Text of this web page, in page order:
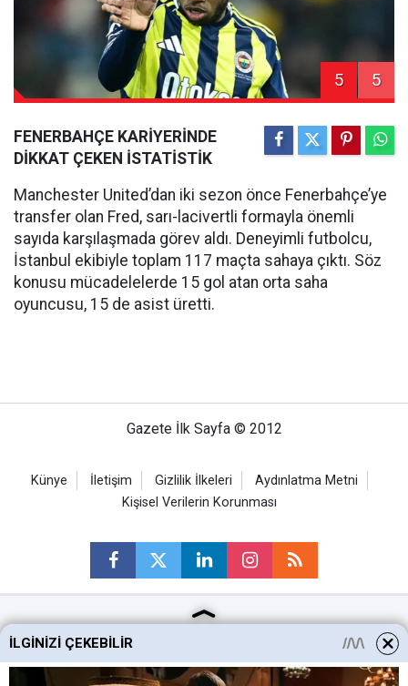
5 5
FENERBAHÇE KARİYERİNDE
DİKKAT ÇEKEN İSTATİSTİK
Manchester United’dan iki sezon önce Fenerbahçe’ye
transfer olan Fred, sarı-lacivertli formayla önemli
sayıda karşılaşmada görev aldı. Deneyimli futbolcu,
İstanbul ekibiyle toplam 117 maçta sahaya çıktı. Söz
konusu mücadelelerde 15 gol atan orta saha
oyuncusu, 15 de asist üretti.
Gazete İlk Sayfa © 2012
Künye İletişim Gizlilik İlkeleri
Aydınlatma Metni
Kişisel Verilerin Korunması
Ankara Haberleri
Keçiören Haberleri
İLGINIZI ÇEKEBILIR